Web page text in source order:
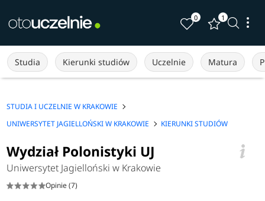
0 1
Studia Kierunki studiów Uczelnie Matura
STUDIA I UCZELNIE W KRAKOWIE
UNIWERSYTET JAGIELLOŃSKI W KRAKOWIE
KIERUNKI STUDIÓW
Wydział Polonistyki UJ
Uniwersytet Jagielloński w Krakowie
Opinie (7)